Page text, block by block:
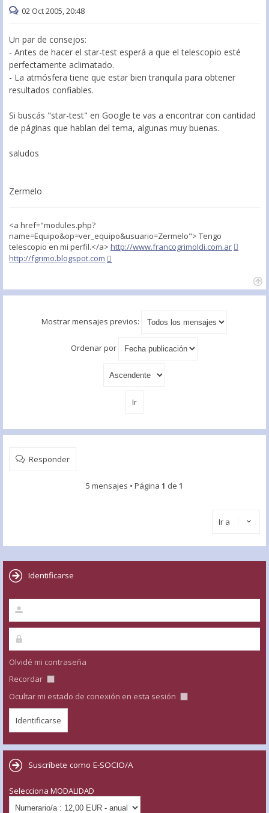
02 Oct 2005, 20:48
Un par de consejos:
- Antes de hacer el star-test esperá a que el telescopio esté
perfectamente aclimatado.
- La atmósfera tiene que estar bien tranquila para obtener
resultados confiables.
Si buscás "star-test" en Google te vas a encontrar con cantidad
de páginas que hablan del tema, algunas muy buenas.
saludos
Zermelo
<a href="modules.php?
name=Equipo&op=ver_equipo&usuario=Zermelo"> Tengo
telescopio en mi perfil.</a> http://www.francogrimoldi.com.ar
http://fgrimo.blogspot.com
Mostrar mensajes previos:
Ordenar por
Responder
5 mensajes • Página 1 de 1
Ir a
Identificarse
Olvidé mi contraseña
Recordar
Ocultar mi estado de conexión en esta sesión
Suscríbete como E-SOCIO/A
Selecciona MODALIDAD